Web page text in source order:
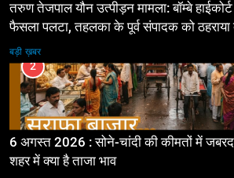
तरुण तेजपाल यौन उत्पीड़न मामला: बॉम्बे
फैसला पलटा, तहलका के पूर्व संपादक को
बड़ी ख़बर
2
6 अगस्त 2026 : सोने-चांदी की कीमतों में
शहर में क्या है ताजा भाव